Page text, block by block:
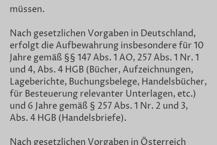
müssen.
Nach gesetzlichen Vorgaben in Deutschland,
erfolgt die Aufbewahrung insbesondere für 10
Jahre gemäß §§ 147 Abs. 1 AO, 257 Abs. 1 Nr. 1
und 4, Abs. 4 HGB (Bücher, Aufzeichnungen,
Lageberichte, Buchungsbelege, Handelsbücher,
für Besteuerung relevanter Unterlagen, etc.)
und 6 Jahre gemäß § 257 Abs. 1 Nr. 2 und 3,
Abs. 4 HGB (Handelsbriefe).
Nach gesetzlichen Vorgaben in Österreich